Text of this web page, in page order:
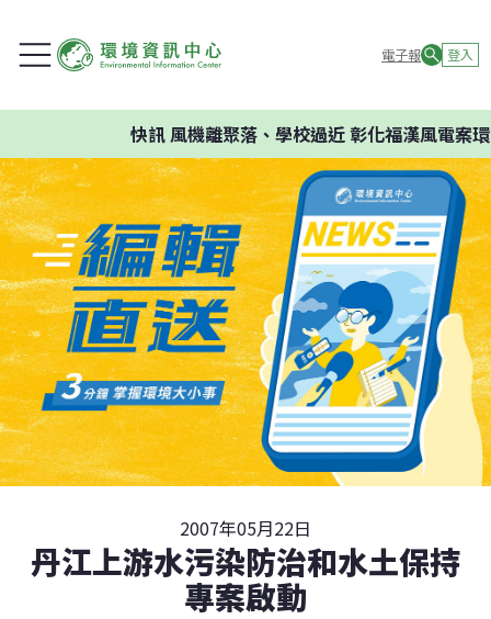
電子報 登入
快訊風機離聚落、學校過近 彰化福漢風電案環
2007年05月22日
丹江上游水污染防治和水土保持
專案啟動